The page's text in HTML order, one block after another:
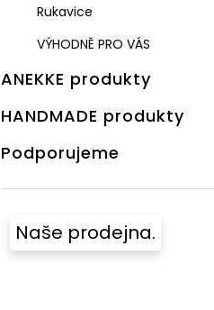
Rukavice
VÝHODNĚ PRO VÁS
ANEKKE produkty
HANDMADE produkty
Podporujeme
Naše prodejna.